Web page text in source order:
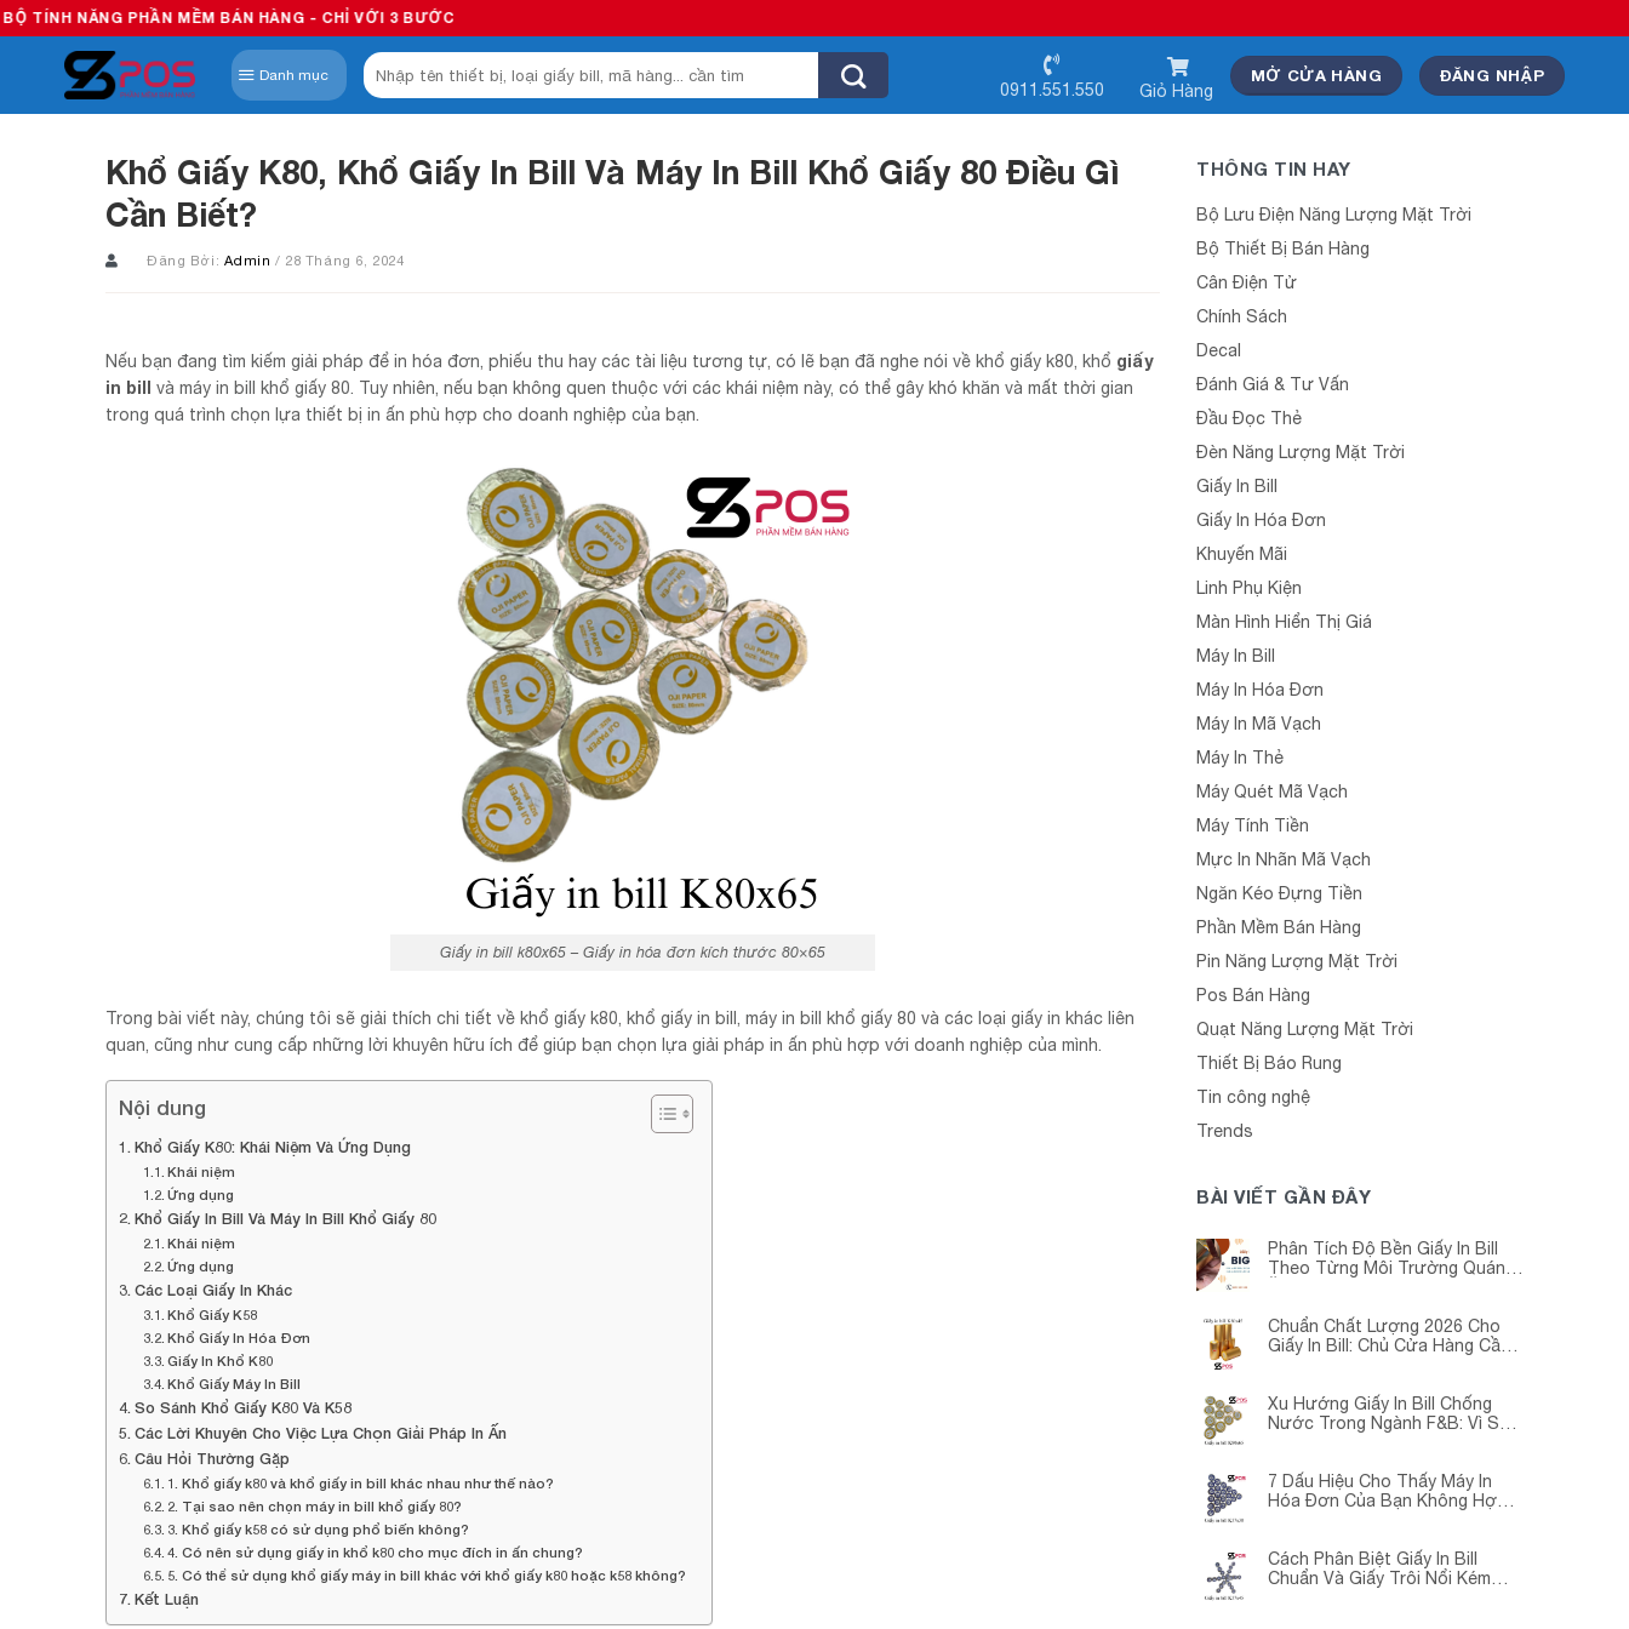
Skip
to
content
MỀM BÁN HÀNG - CHỈ VỚI 3 BƯỚC
Danh mục
Tìm
kiếm:
0911.551.550 Giỏ Hàng
MỞ CỬA HÀNG ĐĂNG NHẬP
Khổ Giấy K80, Khổ Giấy In Bill Và Máy In Bill Khổ Giấy 80 Điều Gì
Cần Biết?
Đăng Bởi: Admin / 28 Tháng 6, 2024
Nếu bạn đang tìm kiếm giải pháp để in hóa đơn, phiếu thu hay các tài liệu tương tự, có lẽ bạn đã nghe nói về khổ giấy k80, khổ giấy
in bill và máy in bill khổ giấy 80. Tuy nhiên, nếu bạn không quen thuộc với các khái niệm này, có thể gây khó khăn và mất thời gian
trong quá trình chọn lựa thiết bị in ấn phù hợp cho doanh nghiệp của bạn.
Giấy in bill k80x65 – Giấy in hóa đơn kích thước 80×65
Trong bài viết này, chúng tôi sẽ giải thích chi tiết về khổ giấy k80, khổ giấy in bill, máy in bill khổ giấy 80 và các loại giấy in khác liên
quan, cũng như cung cấp những lời khuyên hữu ích để giúp bạn chọn lựa giải pháp in ấn phù hợp với doanh nghiệp của mình.
Nội dung
Khổ Giấy K80: Khái Niệm Và Ứng Dụng
Khái niệm
Ứng dụng
Khổ Giấy In Bill Và Máy In Bill Khổ Giấy 80
Khái niệm
Ứng dụng
Các Loại Giấy In Khác
Khổ Giấy K58
Khổ Giấy In Hóa Đơn
Giấy In Khổ K80
Khổ Giấy Máy In Bill
So Sánh Khổ Giấy K80 Và K58
Các Lời Khuyên Cho Việc Lựa Chọn Giải Pháp In Ấn
Câu Hỏi Thường Gặp
1. Khổ giấy k80 và khổ giấy in bill khác nhau như thế nào?
2. Tại sao nên chọn máy in bill khổ giấy 80?
3. Khổ giấy k58 có sử dụng phổ biến không?
4. Có nên sử dụng giấy in khổ k80 cho mục đích in ấn chung?
5. Có thể sử dụng khổ giấy máy in bill khác với khổ giấy k80 hoặc k58 không?
Kết Luận
THÔNG TIN HAY
Bộ Lưu Điện Năng Lượng Mặt Trời
Bộ Thiết Bị Bán Hàng
Cân Điện Tử
Chính Sách
Decal
Đánh Giá & Tư Vấn
Đầu Đọc Thẻ
Đèn Năng Lượng Mặt Trời
Giấy In Bill
Giấy In Hóa Đơn
Khuyến Mãi
Linh Phụ Kiện
Màn Hình Hiển Thị Giá
Máy In Bill
Máy In Hóa Đơn
Máy In Mã Vạch
Máy In Thẻ
Máy Quét Mã Vạch
Máy Tính Tiền
Mực In Nhãn Mã Vạch
Ngăn Kéo Đựng Tiền
Phần Mềm Bán Hàng
Pin Năng Lượng Mặt Trời
Pos Bán Hàng
Quạt Năng Lượng Mặt Trời
Thiết Bị Báo Rung
Tin công nghệ
Trends
BÀI VIẾT GẦN ĐÂY
Phân Tích Độ Bền Giấy In Bill
Theo Từng Môi Trường Quán
Chuẩn Chất Lượng 2026 Cho
Giấy In Bill: Chủ Cửa Hàng Cần
Xu Hướng Giấy In Bill Chống
Nước Trong Ngành F&B: Vì Sao
7 Dấu Hiệu Cho Thấy Máy In
Hóa Đơn Của Bạn Không Hợp
Cách Phân Biệt Giấy In Bill
Chuẩn Và Giấy Trôi Nổi Kém